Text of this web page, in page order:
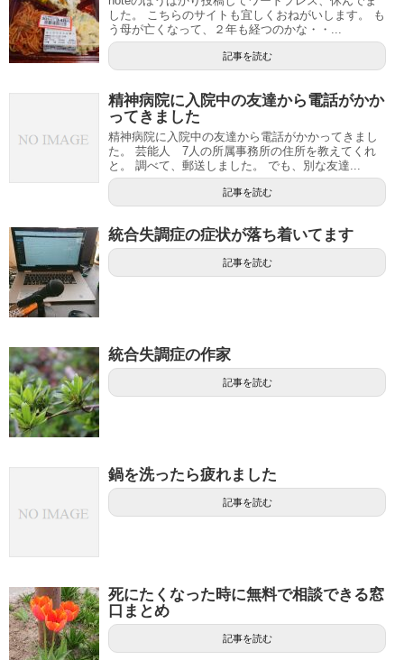
した。 こちらのサイトも宜しくおねがいします。 も
う母が亡くなって、２年も経つのかな・・...
記事を読む
精神病院に入院中の友達から電話がかか
ってきました
精神病院に入院中の友達から電話がかかってきまし
た。 芸能人 7人の所属事務所の住所を教えてくれ
と。 調べて、郵送しました。 でも、別な友達...
記事を読む
統合失調症の症状が落ち着いてます
記事を読む
統合失調症の作家
記事を読む
鍋を洗ったら疲れました
記事を読む
死にたくなった時に無料で相談できる窓
口まとめ
記事を読む